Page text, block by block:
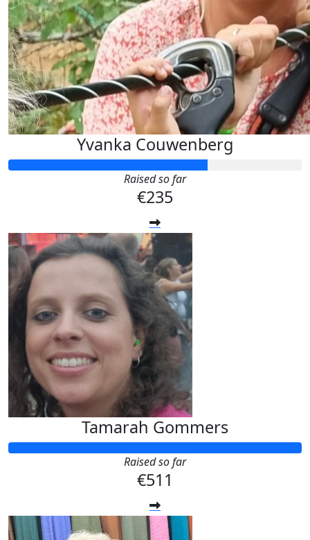
Yvanka Couwenberg
Raised so far
€235
Tamarah Gommers
Raised so far
€511